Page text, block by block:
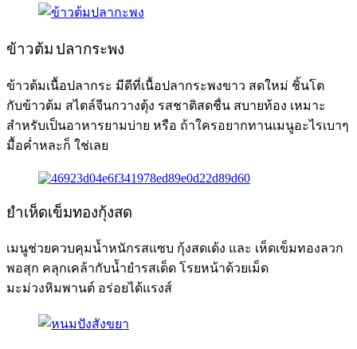
ข้าวต้ม ปลากระพง
ข้าวต้มเนื้อปลากระ มีดีที่เนื้อปลากระพงขาว สดใหม่ ชิ้นโต
กับข้าวต้ม สไตล์จีนกวางตุ้ง รสชาติสดชื่น สบายท้อง เหมาะ
สำหรับเป็นอาหารยามบ่าย หรือ ถ้าใครอยากทานเมนูอะไรเบาๆ
มื้อค่ำหละก็ ใช่เลย
ยำเห็ดเข็มทองกุ้งสด
เมนูช่วยควบคุมน้ำหนักรสแซบ กุ้งสดเด้ง และ เห็ดเข็มทองลวก
พอสุก คลุกเคล้ากับน้ำยำรสเด็ด โรยหน้าด้วยเม็ด
มะม่วงหิมพานต์ อร่อยได้แรงส์